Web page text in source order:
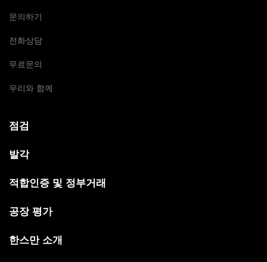
문의하기
전화상담
무료문의
우리와 함께
점검
발각
적합인증 및 정부거래
공장 평가
한스만 소개